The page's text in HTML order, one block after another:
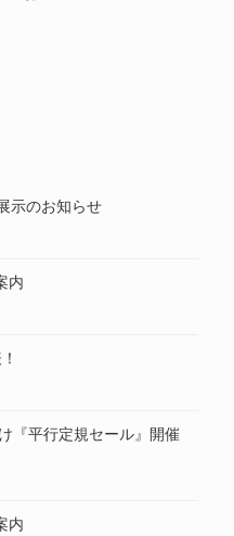
示のお知らせ
内
『平行定規セール』開催
内